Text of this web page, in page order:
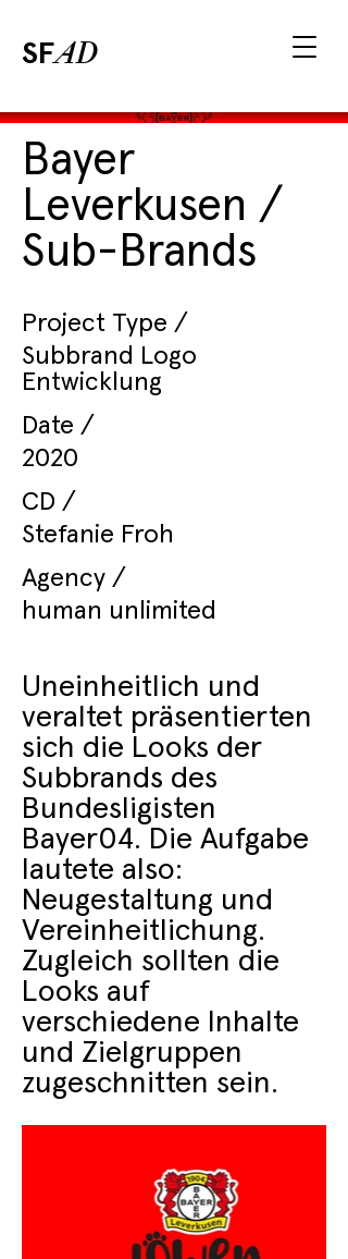
SFAD
Bayer
Leverkusen /
Sub-Brands
Project Type /
Subbrand Logo
Entwicklung
Date /
2020
CD /
Stefanie Froh
Agency /
human unlimited
Uneinheitlich und
veraltet präsentierten
sich die Looks der
Subbrands des
Bundesligisten
Bayer04. Die Aufgabe
lautete also:
Neugestaltung und
Vereinheitlichung.
Zugleich sollten die
Looks auf
verschiedene Inhalte
und Zielgruppen
zugeschnitten sein.